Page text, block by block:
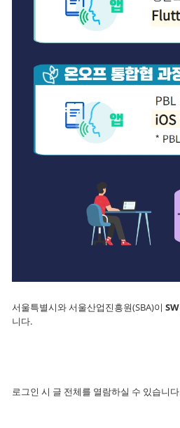
서울특별시와 서울산업진흥원(SBA)이
니다.
로그인 시 글 전체를 열람하실 수 있습니